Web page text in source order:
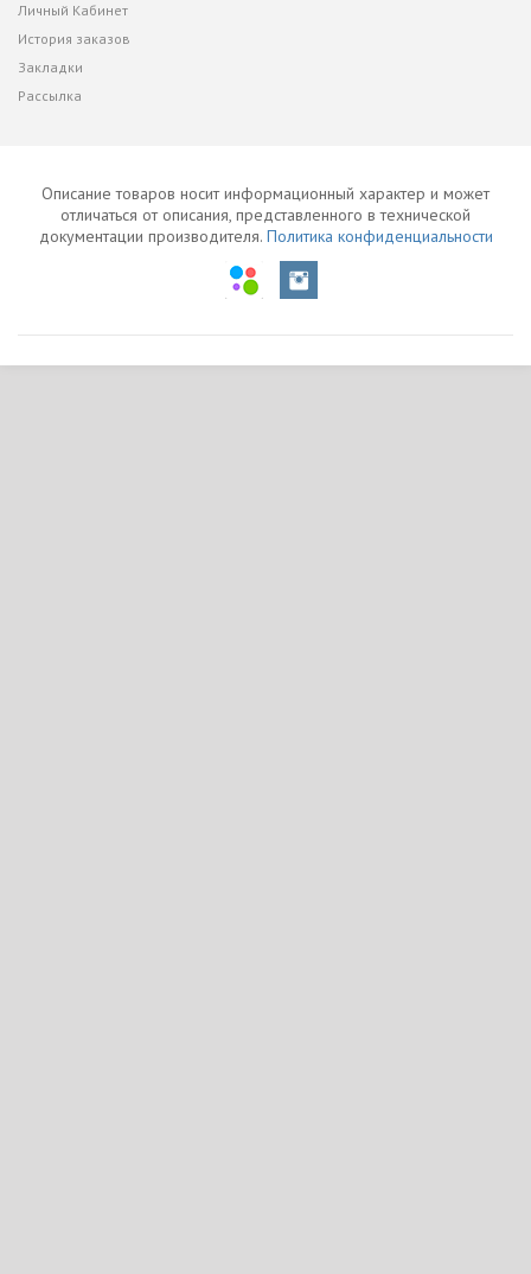
Личный Кабинет
История заказов
Закладки
Рассылка
Описание товаров носит информационный характер и может
отличаться от описания, представленного в технической
документации производителя. Политика конфиденциальности